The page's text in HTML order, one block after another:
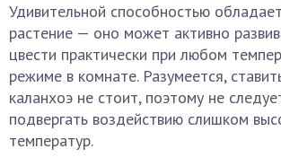
Удивительной способностью
растение — оно может активно
цвести практически при любом
режиме в комнате. Разумеется,
каланхоэ не стоит, поэтому не
подвергать воздействию слишком
температур.